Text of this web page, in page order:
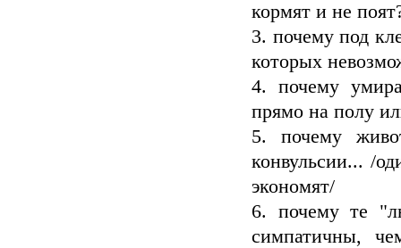
кормят и не
3. почему под
которых
4. почему
прямо на полу
5. почему
конвульсии... /
экономят/
6. почему те
симпатичны,